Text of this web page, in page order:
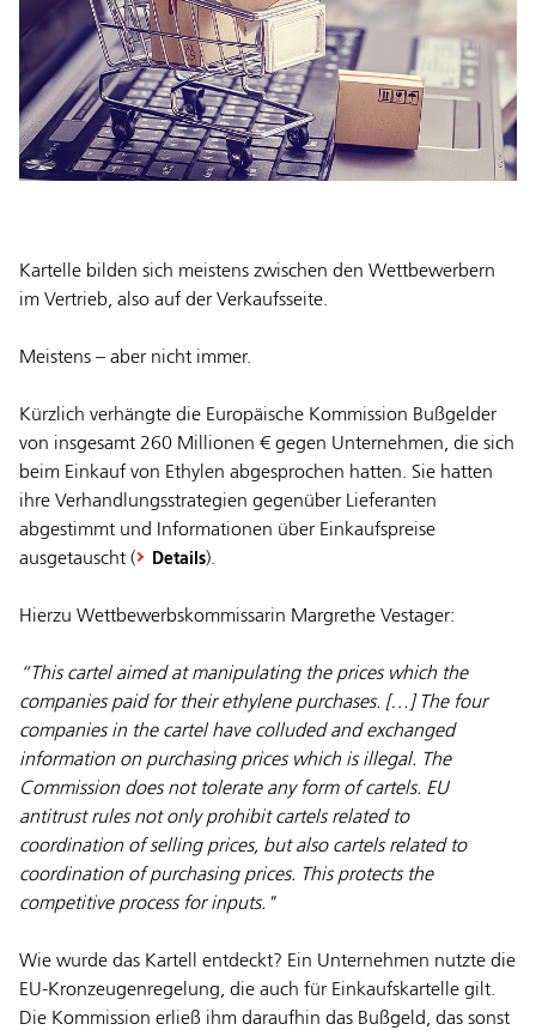
Kartelle bilden sich meistens zwischen den Wettbewerbern
im Vertrieb, also auf der Verkaufsseite.
Meistens – aber nicht immer.
Kürzlich verhängte die Europäische Kommission Bußgelder
von insgesamt 260 Millionen € gegen Unternehmen, die sich
beim Einkauf von Ethylen abgesprochen hatten. Sie hatten
ihre Verhandlungsstrategien gegenüber Lieferanten
abgestimmt und Informationen über Einkaufspreise
ausgetauscht (
Details).
Hierzu Wettbewerbskommissarin Margrethe Vestager:
“This cartel aimed at manipulating the prices which the
companies paid for their ethylene purchases. […] The four
companies in the cartel have colluded and exchanged
information on purchasing prices which is illegal. The
Commission does not tolerate any form of cartels. EU
antitrust rules not only prohibit cartels related to
coordination of selling prices, but also cartels related to
coordination of purchasing prices. This protects the
competitive process for inputs."
Wie wurde das Kartell entdeckt? Ein Unternehmen nutzte die
EU-Kronzeugenregelung, die auch für Einkaufskartelle gilt.
Die Kommission erließ ihm daraufhin das Bußgeld, das sonst